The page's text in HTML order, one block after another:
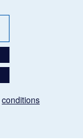
conditions